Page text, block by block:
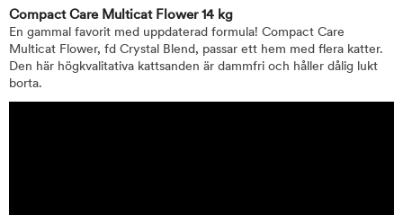
Compact Care Multicat Flower 14 kg
En gammal favorit med uppdaterad formula! Compact Care
Multicat Flower, fd Crystal Blend, passar ett hem med flera katter.
Den här högkvalitativa kattsanden är dammfri och håller dålig lukt
borta.